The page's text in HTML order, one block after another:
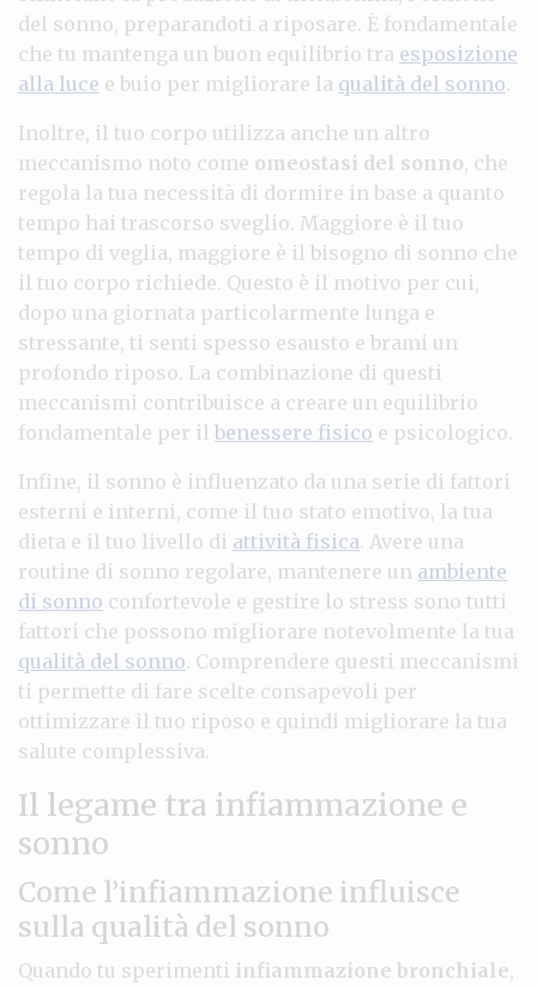
del sonno, preparandoti a riposare. È fondamentale
che tu mantenga un buon equilibrio tra esposizione
alla luce e buio per migliorare la qualità del sonno.
Inoltre, il tuo corpo utilizza anche un altro
meccanismo noto come omeostasi del sonno, che
regola la tua necessità di dormire in base a quanto
tempo hai trascorso sveglio. Maggiore è il tuo
tempo di veglia, maggiore è il bisogno di sonno che
il tuo corpo richiede. Questo è il motivo per cui,
dopo una giornata particolarmente lunga e
stressante, ti senti spesso esausto e brami un
profondo riposo. La combinazione di questi
meccanismi contribuisce a creare un equilibrio
fondamentale per il benessere fisico e psicologico.
Infine, il sonno è influenzato da una serie di fattori
esterni e interni, come il tuo stato emotivo, la tua
dieta e il tuo livello di attività fisica. Avere una
routine di sonno regolare, mantenere un ambiente
di sonno confortevole e gestire lo stress sono tutti
fattori che possono migliorare notevolmente la tua
qualità del sonno. Comprendere questi meccanismi
ti permette di fare scelte consapevoli per
ottimizzare il tuo riposo e quindi migliorare la tua
salute complessiva.
Il legame tra infiammazione e
sonno
Come l’infiammazione influisce
sulla qualità del sonno
Quando tu sperimenti infiammazione bronchiale,